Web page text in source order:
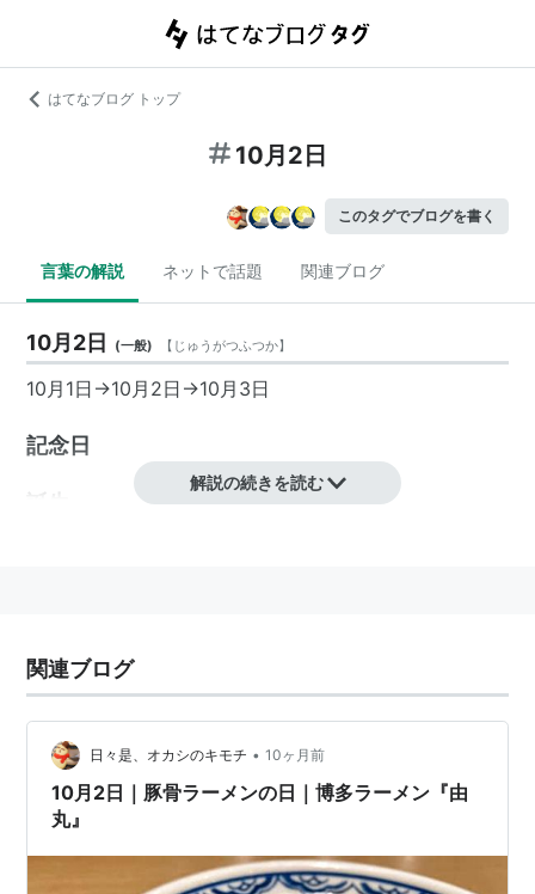
はてなブログ トップ
10月2日
このタグでブログを書く
言葉の解説 ネットで話題 関連ブログ
10月2日 (一般) 【 じゅうがつふつか】
10月1日 →10月2日 →10月3日
記念日
はてなダイアラー・はてなスタッフ
出来事
カレンダーキーワード
解説の続きを読む
関連ブログ
日々是、オカシのキモチ • 10ヶ月前
10月2日｜豚骨ラーメンの日｜博多ラーメン『由
丸』